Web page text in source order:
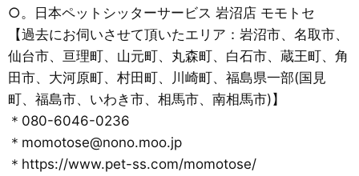
○。日本ペットシッターサービス 岩沼店 モモトセ
【過去にお伺いさせて頂いたエリア：岩沼市、名取市、
仙台市、亘理町、山元町、丸森町、白石市、蔵王町、角
田市、大河原町、村田町、川崎町、福島県一部(国見
町、福島市、いわき市、相馬市、南相馬市)】
＊080-6046-0236
＊momotose@nono.moo.jp
＊https://www.pet-ss.com/momotose/